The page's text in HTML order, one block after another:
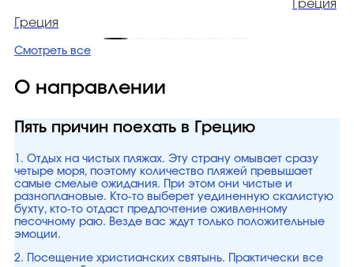
Греция
Греция
Смотреть все
О направлении
Пять причин поехать в Грецию
1. Отдых на чистых пляжах. Эту страну омывает сразу
четыре моря, поэтому количество пляжей превышает
самые смелые ожидания. При этом они чистые и
разноплановые. Кто-то выберет уединенную скалистую
бухту, кто-то отдаст предпочтение оживленному
песочному раю. Везде вас ждут только положительные
эмоции.
2. Посещение христианских святынь. Практически все